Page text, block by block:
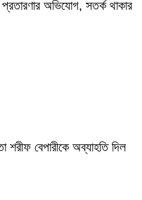
অভিযোগ, সতর্ক থাকার
বেপারীকে অব্যাহতি দিল